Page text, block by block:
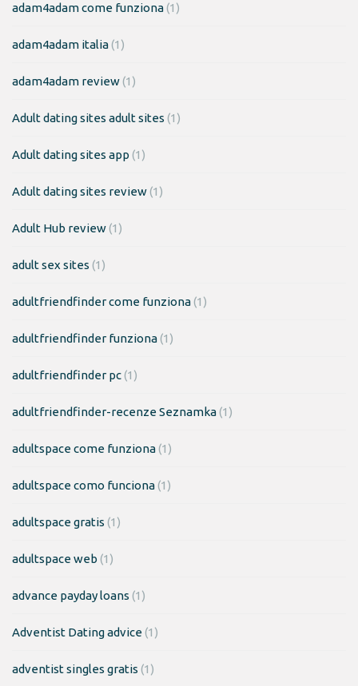
adam4adam come funziona(1)
adam4adam italia(1)
adam4adam review(1)
Adult dating sites adult sites (1)
Adult dating sites app (1)
Adult dating sites review(1)
Adult Hub review(1)
adult sex sites (1)
adultfriendfinder come funziona(1)
adultfriendfinder funziona(1)
adultfriendfinder pc(1)
adultfriendfinder-recenze Seznamka(1)
adultspace come funziona(1)
adultspace como funciona(1)
adultspace gratis (1)
adultspace web (1)
advance payday loans (1)
Adventist Dating advice(1)
adventist singles gratis (1)